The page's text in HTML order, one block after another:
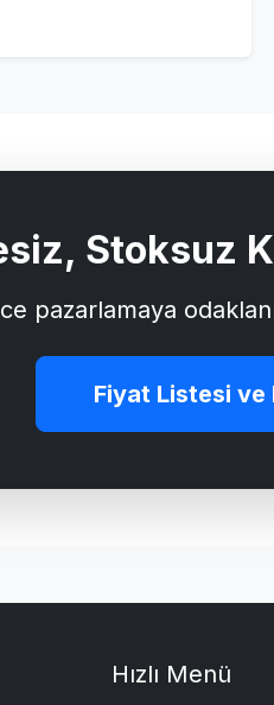
Stoksuz
pazarlamaya
Fiyat Listesi ve
Hızlı Menü